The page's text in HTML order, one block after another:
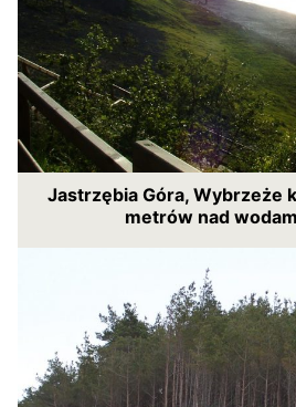
Jastrzębia Góra, Wybrzeże
metrów nad